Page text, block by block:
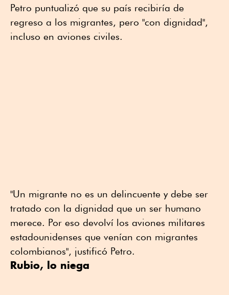
Petro puntualizó que su país recibiría de
regreso a los migrantes, pero "con dignidad",
incluso en aviones civiles.
"Un migrante no es un delincuente y debe ser
tratado con la dignidad que un ser humano
merece. Por eso devolví los aviones militares
estadounidenses que venían con migrantes
colombianos", justificó Petro.
Rubio, lo niega